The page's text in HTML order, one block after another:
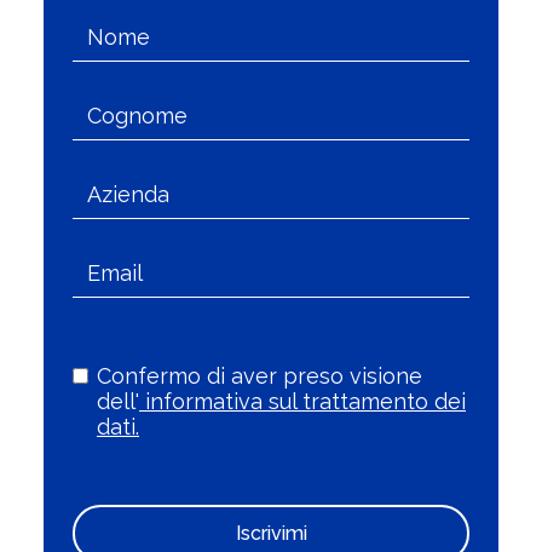
Confermo di aver preso visione
dell' informativa sul trattamento dei
dati.
Iscrivimi